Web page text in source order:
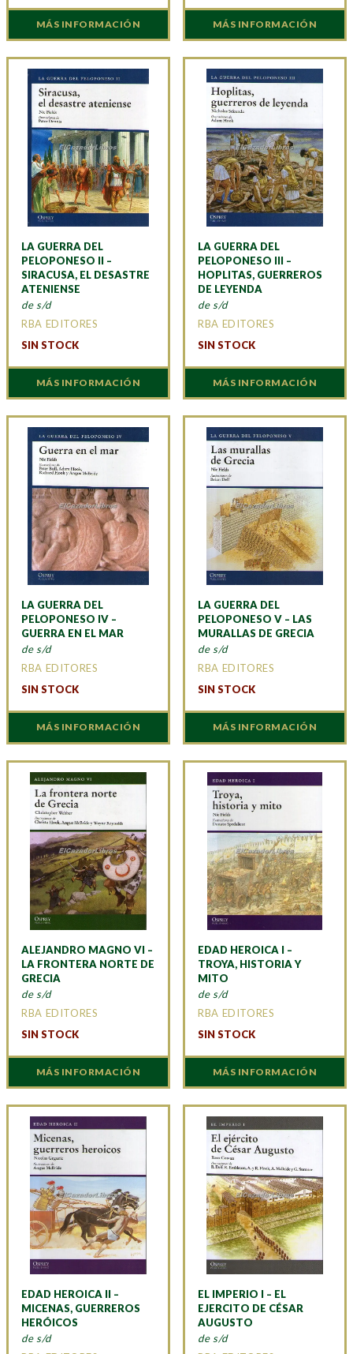
MÁS INFORMACIÓN MÁS INFORMACIÓN
LA GUERRA DEL
PELOPONESO II –
SIRACUSA, EL DESASTRE
ATENIENSE
de s/d
RBA EDITORES
SIN STOCK
MÁS INFORMACIÓN
LA GUERRA DEL
PELOPONESO III –
HOPLITAS, GUERREROS
DE LEYENDA
de s/d
RBA EDITORES
SIN STOCK
MÁS INFORMACIÓN
LA GUERRA DEL
PELOPONESO IV –
GUERRA EN EL MAR
de s/d
RBA EDITORES
SIN STOCK
MÁS INFORMACIÓN
LA GUERRA DEL
PELOPONESO V – LAS
MURALLAS DE GRECIA
de s/d
RBA EDITORES
SIN STOCK
MÁS INFORMACIÓN
ALEJANDRO MAGNO VI –
LA FRONTERA NORTE DE
GRECIA
de s/d
RBA EDITORES
SIN STOCK
MÁS INFORMACIÓN
EDAD HEROICA I –
TROYA, HISTORIA Y
MITO
de s/d
RBA EDITORES
SIN STOCK
MÁS INFORMACIÓN
EDAD HEROICA II –
MICENAS, GUERREROS
HERÓICOS
de s/d
EL IMPERIO I – EL
EJERCITO DE CÉSAR
AUGUSTO
de s/d